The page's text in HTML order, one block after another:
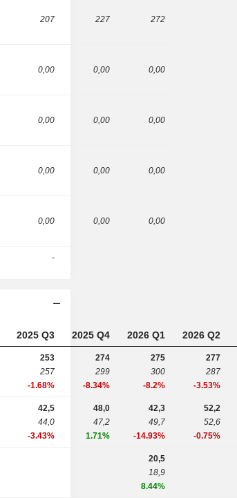
207 227 272
0,00 0,00 0,00
0,00 0,00 0,00
0,00 0,00 0,00
0,00 0,00 0,00
-
2025 Q3 2025 Q4 2026 Q1 2026 Q2
253
257
-1.68%
274
299
-8.34%
275
300
-8.2%
277
287
-3.53%
42,5
44,0
-3.43%
48,0
47,2
1.71%
42,3
49,7
-14.93%
52,2
52,6
-0.75%
20,5
18,9
8.44%